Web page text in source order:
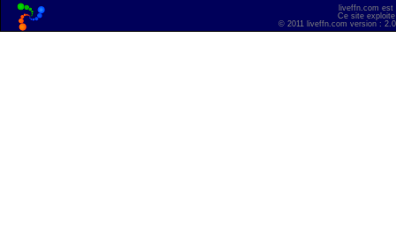
liveffn.com est
Ce site
© 2011 liveffn.com version :